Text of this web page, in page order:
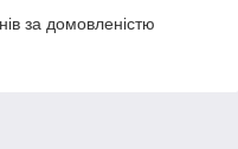
за домовленістю